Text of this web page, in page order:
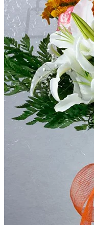
No hay
Volver a la